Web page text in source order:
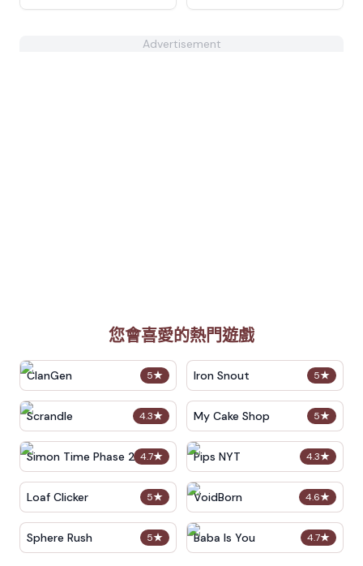
Advertisement
您會喜愛的熱門遊戲
5★
ClanGen 5★
Iron Snout
4.3★
Scrandle 5★
My Cake Shop
4.7★
Simon Time Phase 2 4.3★
Pips NYT
5★
Loaf Clicker 4.6★
VoidBorn
5★
Sphere Rush 4.7★
Baba Is You